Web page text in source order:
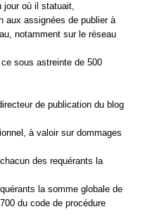
jour où il statuait,
aux assignées de publier à
notamment sur le réseau
sous astreinte de 500
de publication du blog
à valoir sur dommages
des requérants la
la somme globale de
du code de procédure